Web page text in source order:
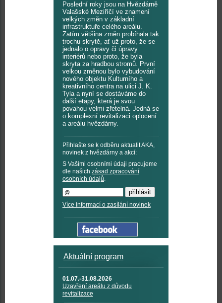
Poslední roky jsou na Hvězdárně
Valašské Meziříčí ve znamení
velkých změn v základní
infrastruktuře celého areálu.
Zatím většina změn probíhala tak
trochu skrytě, ať už proto, že se
jednalo o opravy či úpravy
interiérů nebo proto, že byla
skryta za hradbou stromů. První
velkou změnou bylo vybudování
nového objektu Kulturního a
kreativního centra na ulici J. K.
Tyla a nyní se dostáváme do
další etapy, která je svou
povahou velmi zřetelná. Jedná se
o komplexní revitalizaci oplocení
a areálu hvězdárny.
Přihlašte se k odběru aktualit AKA,
novinek z hvězdárny a akcí:
S Vašimi osobními údaji pracujeme
dle našich zásad zpracování
osobních údajů.
Více informací o zasílání novinek
Aktuální program
01.07.-31.08.2026
Uzavření areálu z důvodu
revitalizace